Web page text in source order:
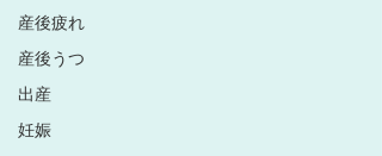
産後疲れ
産後うつ
出産
妊娠